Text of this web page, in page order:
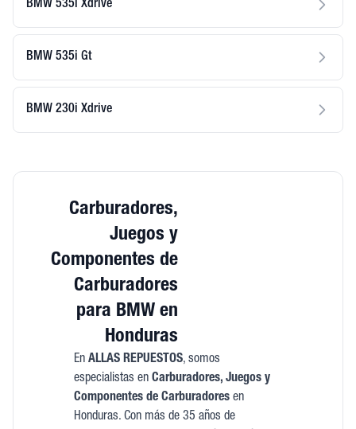
BMW 535i Xdrive
BMW 535i Gt
BMW 230i Xdrive
Carburadores,
Juegos y
Componentes de
Carburadores
para BMW en
Honduras
En ALLAS REPUESTOS, somos
especialistas en Carburadores, Juegos y
Componentes de Carburadoresen
Honduras. Con más de 35 años de